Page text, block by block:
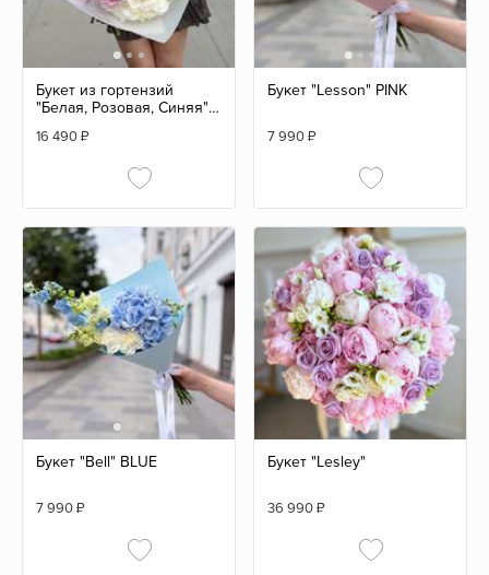
Букет из гортензий
"Белая, Розовая, Синяя"
16 490₽
Букет "Lesson" PINK
7 990₽
Букет "Bell" BLUE
7 990₽
Букет "Lesley"
36 990₽